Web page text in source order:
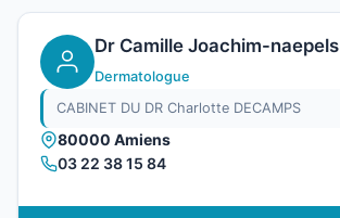
Dr Camille Joachim-naepels
Dermatologue
CABINET DU DR Charlotte DECAMPS
80000 Amiens
03 22 38 15 84